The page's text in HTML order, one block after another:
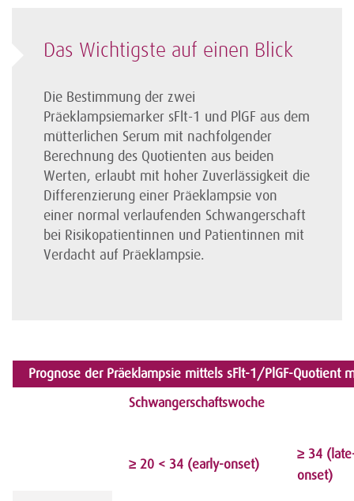
Das Wichtigste auf einen Blick
Die Bestimmung der zwei
Präeklampsiemarker sFlt-1 und PlGF aus dem
mütterlichen Serum mit nachfolgender
Berechnung des Quotienten aus beiden
Werten, erlaubt mit hoher Zuverlässigkeit die
Differenzierung einer Präeklampsie von
einer normal verlaufenden Schwangerschaft
bei Risiko­patientinnen und Patientinnen mit
Verdacht auf Präeklampsie.
Prognose der Präeklampsie mittels sFlt-1/PlGF-Quotient
Schwangerschaftswoche
≥ 20 < 34 (early-onset)
≥ 34
onset)